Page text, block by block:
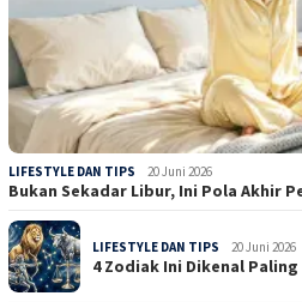
LIFESTYLE DAN TIPS 20 Juni 2026
Bukan Sekadar Libur, Ini Pola Akhir
LIFESTYLE DAN TIPS 20 Juni 2026
4 Zodiak Ini Dikenal